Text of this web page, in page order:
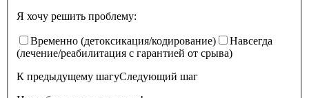
Я хочу решить проблему:
Временно (детоксикация/кодирование)
Навсегда
(лечение/реабилитация с гарантией от срыва)
К предыдущему шагуСледующий шаг